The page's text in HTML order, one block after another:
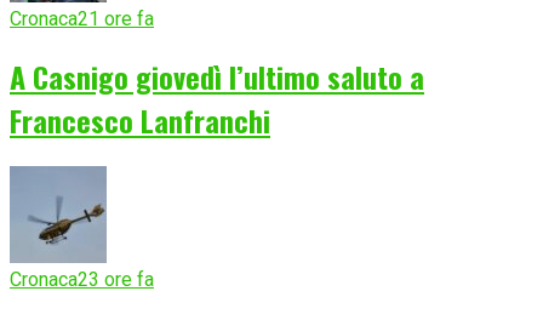
Cronaca21 ore fa
A Casnigo giovedì l’ultimo saluto a
Francesco Lanfranchi
Cronaca23 ore fa